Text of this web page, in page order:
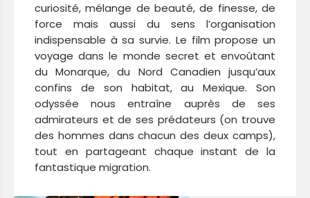
curiosité, mélange de beauté, de finesse, de
force mais aussi du sens l’organisation
indispensable à sa survie. Le film propose un
voyage dans le monde secret et envoûtant
du Monarque, du Nord Canadien jusqu’aux
confins de son habitat, au Mexique. Son
odyssée nous entraîne auprès de ses
admirateurs et de ses prédateurs (on trouve
des hommes dans chacun des deux camps),
tout en partageant chaque instant de la
fantastique migration.